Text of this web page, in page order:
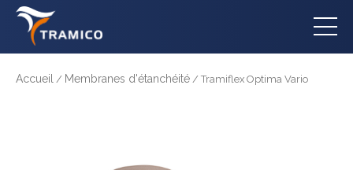
Accueil / Membranes d'étanchéité / Tramiflex Optima Vario